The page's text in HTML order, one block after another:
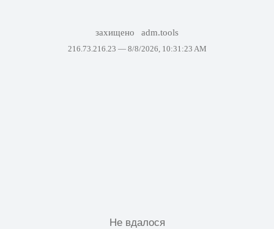
захищено adm.tools
216.73.216.23 — 8/8/2026, 10:31:23 AM
Не вдалося